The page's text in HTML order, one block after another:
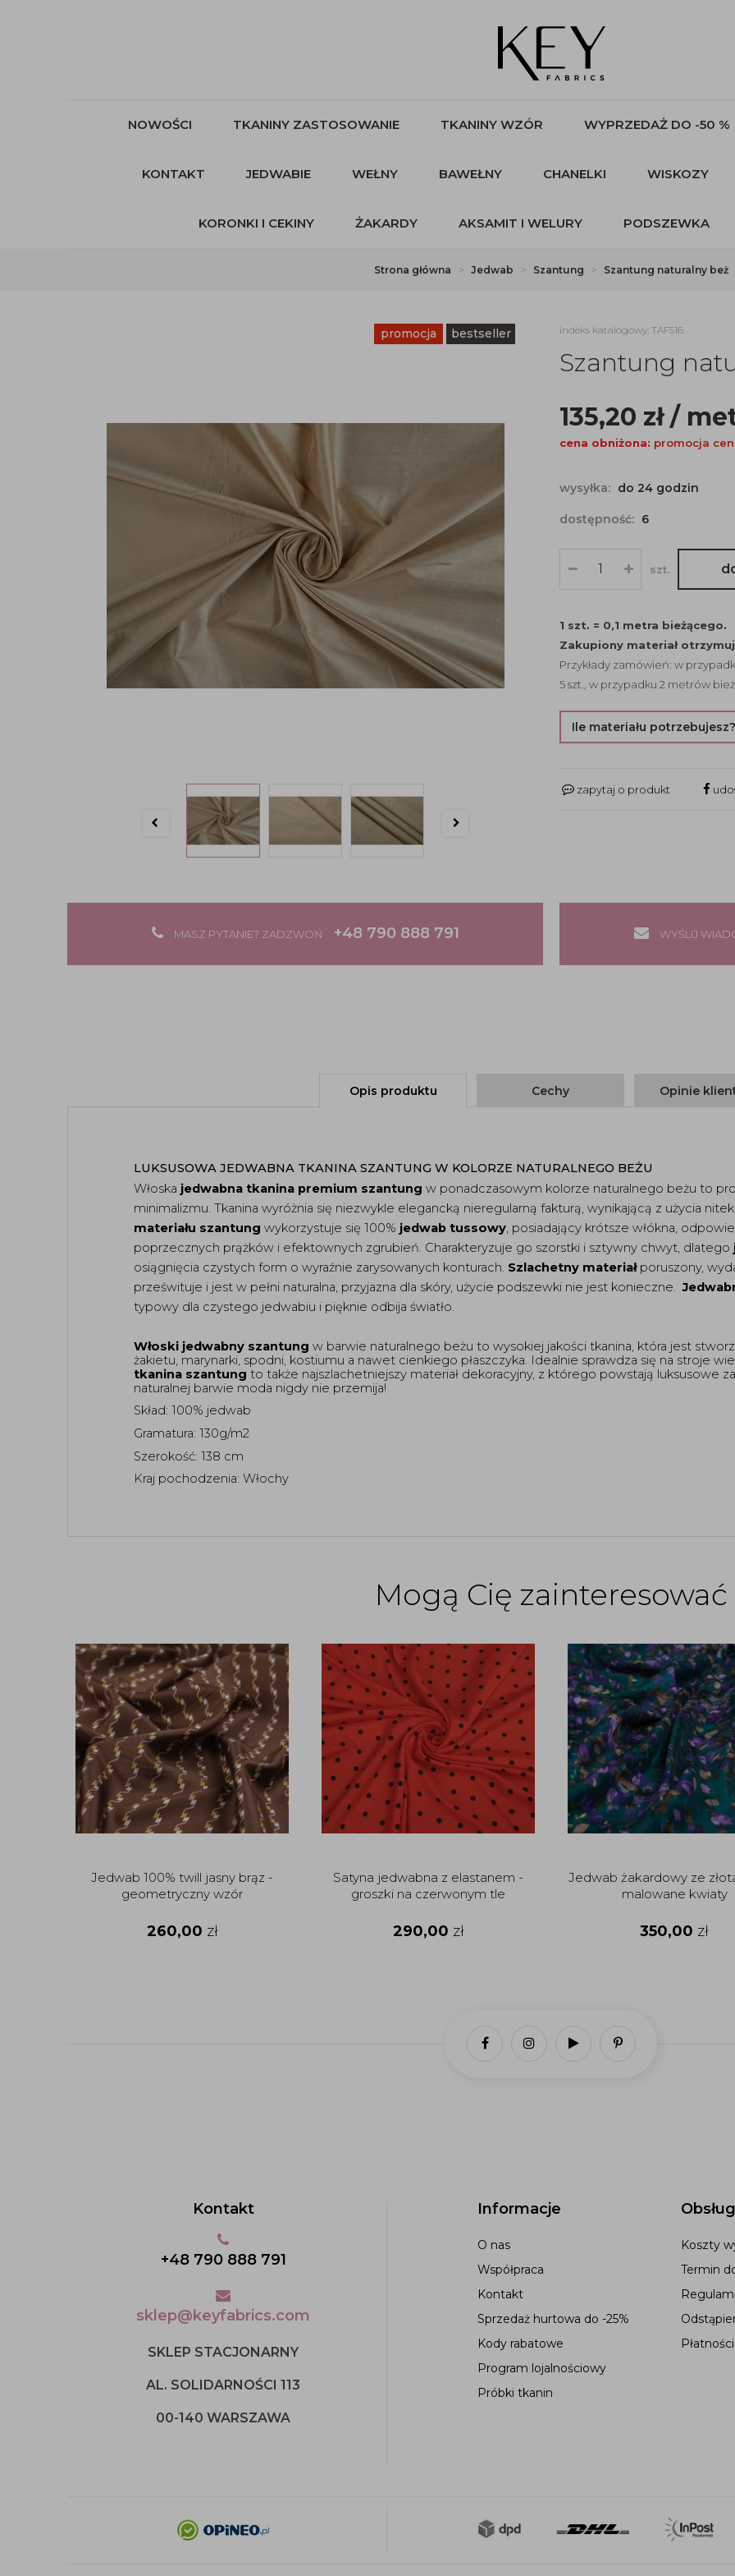
NOWOŚCI TKANINY ZASTOSOWANIE TKANINY WZÓR WYPRZEDAŻ DO -50 %
KONTAKT JEDWABIE WEŁNY BAWEŁNY CHANELKI WISKOZY
KORONKI I CEKINY ŻAKARDY AKSAMIT I WELURY PODSZEWKA
Strona główna Jedwab Szantung Szantung naturalny beż
bestseller
promocja indeks katalogowy: TAF516
Szantung
135,20 zł/
cena obniżona: promocja
wysyłka: do 24 godzin
dostępność: 6
szt.
1 szt. = 0,1 metra bieżącego.
Zakupiony materiał
Przykłady zamówień: w
5 szt., w przypadku 2 metrów
Ile materiału potrzebujesz?
zapytaj o produkt
MASZ PYTANIE? ZADZWOŃ +48 790 888 791 WYŚLIJ
Opis produktu Cechy Opinie
LUKSUSOWA JEDWABNA TKANINA SZANTUNG W KOLORZE NATURALNEGO BEŻU
Włoska jedwabna tkanina premium szantung w ponadczasowym kolorze naturalnego beżu to
materiału szantung wykorzystuje się 100% jedwab tussowy, posiadający krótsze włókna,
poprzecznych prążków i efektownych zgrubień. Charakteryzuje go szorstki i sztywny chwyt, dlatego
osiągnięcia czystych form o wyraźnie zarysowanych konturach. Szlachetny materiał poruszony,
prześwituje i jest w pełni naturalna, przyjazna dla skóry, użycie podszewki nie jest konieczne.
typowy dla czystego jedwabiu i pięknie odbija światło.
Włoski jedwabny szantung w barwie naturalnego beżu to wysokiej jakości tkanina, która jest
żakietu, marynarki, spodni, kostiumu a nawet cienkiego płaszczyka. Idealnie sprawdza się na stroje
tkanina szantung to także najszlachetniejszy materiał dekoracyjny, z którego powstają luksusowe
naturalnej barwie moda nigdy nie przemija!
Skład: 100% jedwab
Gramatura: 130g/m2
Szerokość: 138 cm
Kraj pochodzenia: Włochy
Mogą Cię zainteresować
Jedwab 100% twill jasny brąz -
geometryczny wzór
260,00 zł
Satyna jedwabna z elastanem -
groszki na czerwonym tle
290,00 zł
Jedwab żakardowy ze
malowane kwiaty
350,00 zł
Informacje
O nas
Współpraca
Kontakt
Sprzedaż hurtowa do -25%
Kody rabatowe
Program lojalnościowy
Próbki tkanin
Koszty
Termin
Płatności
Kontakt
+48 790 888 791
sklep@keyfabrics.com
SKLEP STACJONARNY
AL. SOLIDARNOŚCI 113
00-140 WARSZAWA